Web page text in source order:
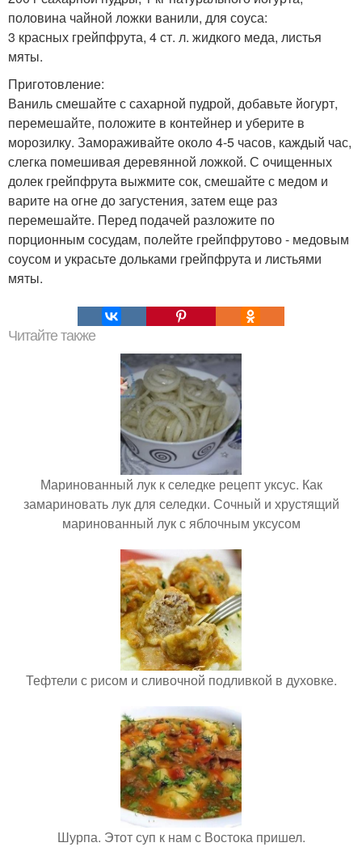
половина чайной ложки ванили, для соуса:
3 красных грейпфрута, 4 ст. л. жидкого меда, листья
мяты.
Приготовление:
Ваниль смешайте с сахарной пудрой, добавьте йогурт,
перемешайте, положите в контейнер и уберите в
морозилку. Замораживайте около 4-5 часов, каждый час,
слегка помешивая деревянной ложкой. С очищенных
долек грейпфрута выжмите сок, смешайте с медом и
варите на огне до загустения, затем еще раз
перемешайте. Перед подачей разложите по
порционным сосудам, полейте грейпфрутово - медовым
соусом и украсьте дольками грейпфрута и листьями
мяты.
Читайте также
Маринованный лук к селедке рецепт уксус. Как
замариновать лук для селедки. Сочный и хрустящий
маринованный лук с яблочным уксусом
Тефтели с рисом и сливочной подливкой в духовке.
Шурпа. Этот суп к нам с Востока пришел.